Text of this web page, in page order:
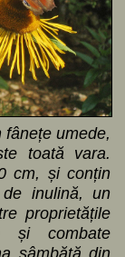
umede,
toată vara.
cm, și conțin
inulină, un
proprietățile
și combate
sâmbătă din